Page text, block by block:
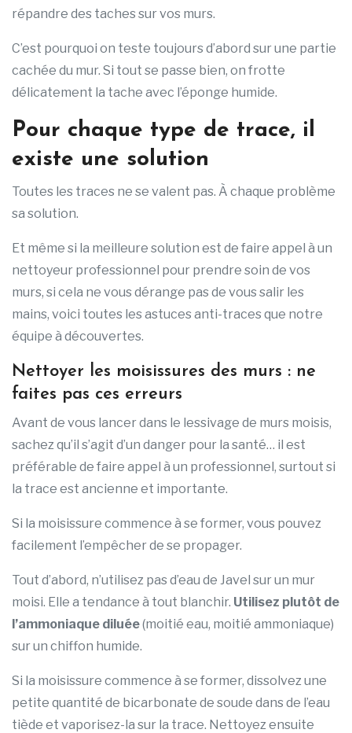
répandre des taches sur vos murs.
C’est pourquoi on teste toujours d’abord sur une partie
cachée du mur. Si tout se passe bien, on frotte
délicatement la tache avec l’éponge humide.
Pour chaque type de trace, il
existe une solution
Toutes les traces ne se valent pas. À chaque problème
sa solution.
Et même si la meilleure solution est de faire appel à un
nettoyeur professionnel pour prendre soin de vos
murs, si cela ne vous dérange pas de vous salir les
mains, voici toutes les astuces anti-traces que notre
équipe à découvertes.
Nettoyer les moisissures des murs : ne
faites pas ces erreurs
Avant de vous lancer dans le lessivage de murs moisis,
sachez qu’il s’agit d’un danger pour la santé… il est
préférable de faire appel à un professionnel, surtout si
la trace est ancienne et importante.
Si la moisissure commence à se former, vous pouvez
facilement l’empêcher de se propager.
Tout d’abord, n’utilisez pas d’eau de Javel sur un mur
moisi. Elle a tendance à tout blanchir. Utilisez plutôt de
l’ammoniaque diluée(moitié eau, moitié ammoniaque)
sur un chiffon humide.
Si la moisissure commence à se former, dissolvez une
petite quantité de bicarbonate de soude dans de l’eau
tiède et vaporisez-la sur la trace. Nettoyez ensuite